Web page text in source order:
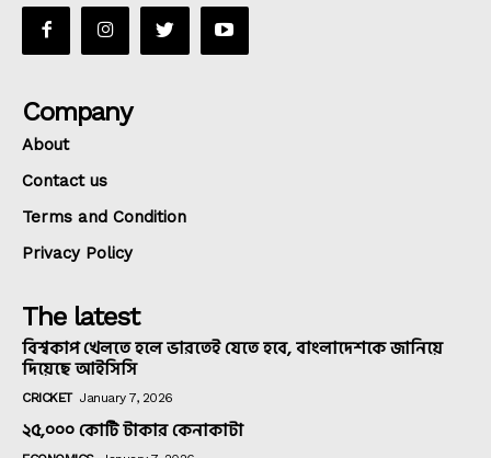
Company
About
Contact us
Terms and Condition
Privacy Policy
The latest
বিশ্বকাপ খেলতে হলে ভারতেই যেতে হবে, বাংলাদেশকে জানিয়ে
দিয়েছে আইসিসি
CRICKET January 7, 2026
২৫,০০০ কোটি টাকার কেনাকাটা